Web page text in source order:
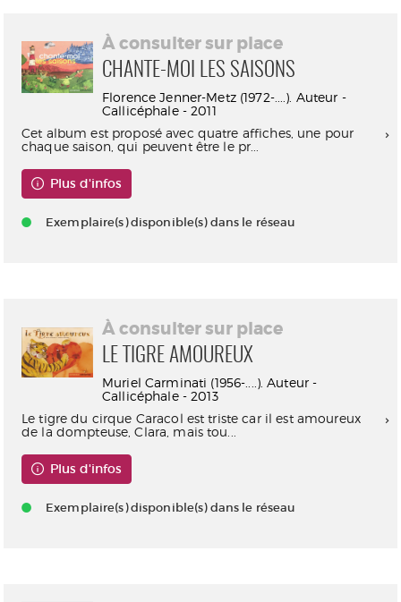
À consulter sur place
CHANTE-MOI LES SAISONS
Florence Jenner-Metz (1972-....). Auteur -
Callicéphale - 2011
Cet album est proposé avec quatre affiches, une pour
chaque saison, qui peuvent être le pr...
Plus d'infos
Exemplaire(s) disponible(s) dans le réseau
À consulter sur place
LE TIGRE AMOUREUX
Muriel Carminati (1956-....). Auteur -
Callicéphale - 2013
Le tigre du cirque Caracol est triste car il est amoureux
de la dompteuse, Clara, mais tou...
Plus d'infos
Exemplaire(s) disponible(s) dans le réseau